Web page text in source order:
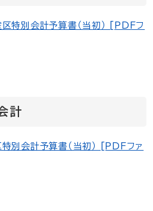
特別会計予算書（当初） [PDFフ
計
別会計予算書（当初） [PDFファ